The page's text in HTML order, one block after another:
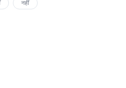
नहीं